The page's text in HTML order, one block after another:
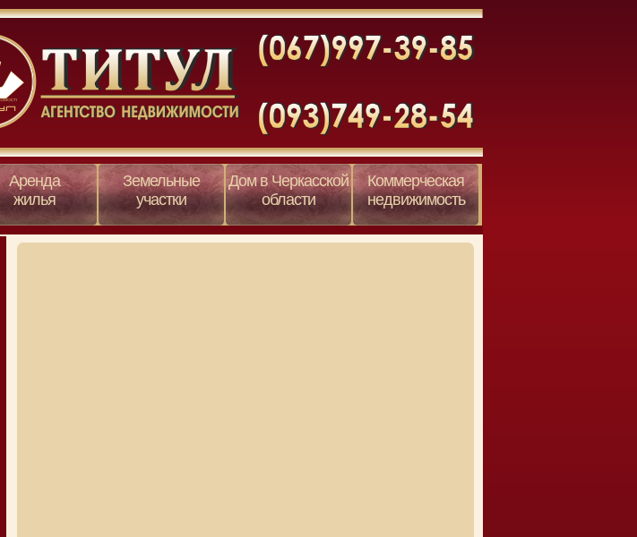
Аренда
жилья
Земельные
участки
Дом в Черкасской
области
Коммерческая
недвижимость